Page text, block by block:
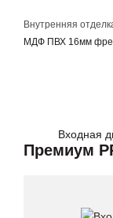
Внутренняя
МДФ ПВХ 16мм
Входная
Премиум